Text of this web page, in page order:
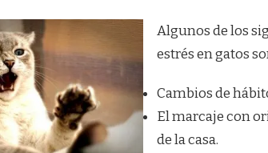
Algunos de los
estrés en gatos
Cambios de
El marcaje con
de la casa.